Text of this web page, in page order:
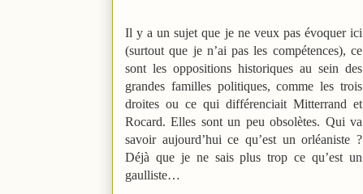
Il y a un sujet que je ne veux pas évoquer ici
(surtout que je n’ai pas les compétences), ce
sont les oppositions historiques au sein des
grandes familles politiques, comme les trois
droites ou ce qui différenciait Mitterrand et
Rocard. Elles sont un peu obsolètes. Qui va
savoir aujourd’hui ce qu’est un orléaniste ?
Déjà que je ne sais plus trop ce qu’est un
gaulliste…